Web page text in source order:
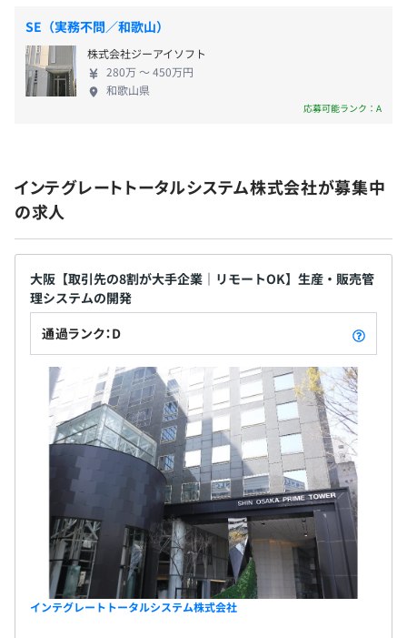
全社80名
案件（客先）ごとに3名～5名で機能ごとに役割分担して
います。
多い場合は10名程度で小回りの聞く体制での構成となり
ます。
作業内容については、適材適所をチームリーダーが調整を
おこないます。
社会保険完備（雇用・労災・健康・厚生年金）
3カ月（待遇の変更はありません）
SE（実務不問／和歌山）
株式会社ジーアイソフト
280万 〜 450万円
和歌山県
応募可能ランク：A
インテグレートトータルシステム株式会社が募集中
の求人
大阪【取引先の8割が大手企業｜リモートOK】生産・販売管
理システムの開発
通過ランク：D
インテグレートトータルシステム株式会社